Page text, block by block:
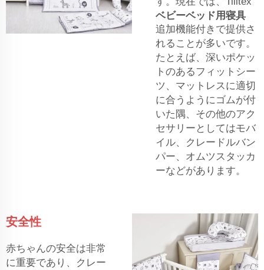
ベビーベッド用寝具
追加機能付きで提供さ
れることが多いです。
たとえば、深いポケッ
トのあるフィットシー
ツ、マットレスに適切
に合うようにゴムが付
いた隅、その他のアク
セサリーとしてはモバ
イル、クレードルバン
パー、オムツスタッカ
ーなどがあります。
安全性
赤ちゃんの安全は非常
に重要であり、クレー